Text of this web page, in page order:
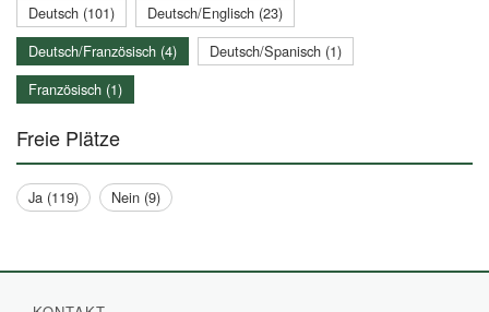
Deutsch (101)
Deutsch/Englisch (23)
Deutsch/Französisch (4)
Deutsch/Spanisch (1)
Französisch (1)
Freie Plätze
Ja (119) Nein (9)